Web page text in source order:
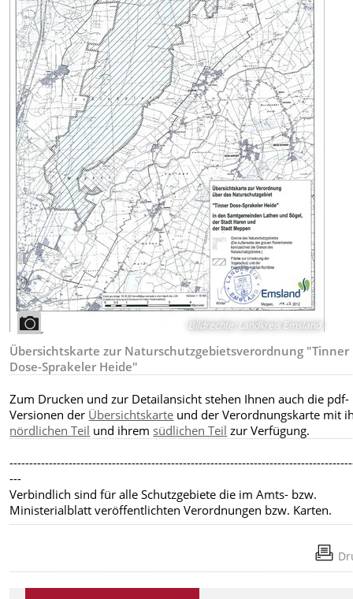
Bildrechte: Landkreis Emsland
Übersichtskarte zur Naturschutzgebietsverordnung "Tinner
Dose-Sprakeler Heide"
Zum Drucken und zur Detailansicht stehen Ihnen auch die pdf-
Versionen der Übersichtskarte und der Verordnungskarte mit
nördlichen Teil und ihrem südlichen Teil zur Verfügung.
---
Verbindlich sind für alle Schutzgebiete die im Amts- bzw.
Ministerialblatt veröffentlichten Verordnungen bzw. Karten.